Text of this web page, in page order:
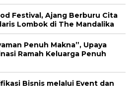
Festival, Ajang Berburu Cita
Lombok di The Mandalika
Penuh Makna”, Upaya
Ramah Keluarga Penuh
Bisnis melalui Event dan